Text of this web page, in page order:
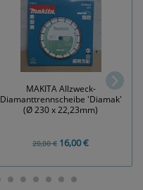
MAKITA Allzweck-
Diamanttrennscheibe 'Diamak'
(Ø 230 x 22,23mm)
20,00 € 16,00 €